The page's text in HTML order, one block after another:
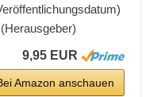
9,95 EUR
Amazon anschauen